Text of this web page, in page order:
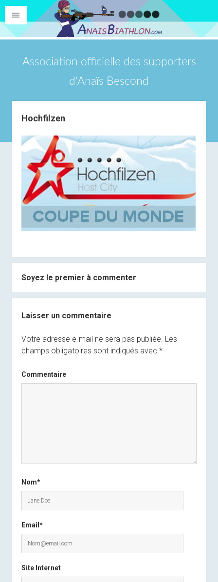
Association officielle des supporters
d'Anaïs Bescond
Hochfilzen
Soyez le premier à commenter
Laisser un commentaire
Votre adresse e-mail ne sera pas publiée. Les
champs obligatoires sont indiqués avec *
Commentaire
Nom*
Email*
Site Internet